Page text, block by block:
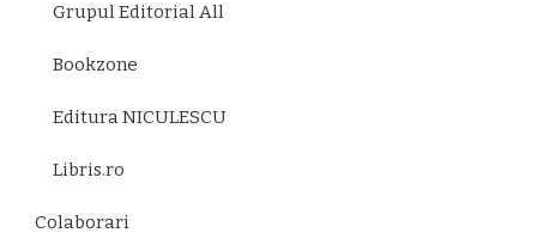
Grupul Editorial All
Bookzone
Editura NICULESCU
Libris.ro
Colaborari